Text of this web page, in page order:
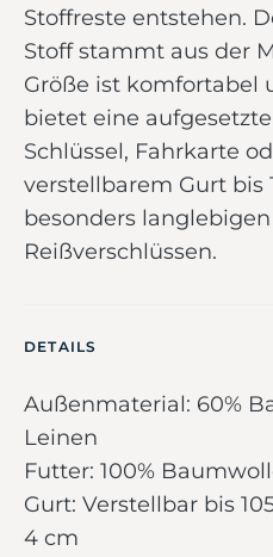
Stoffreste entstehen.
Stoff stammt aus der
Größe ist komfortabel
bietet eine
Schlüssel, Fahrkarte
verstellbarem Gurt bis
besonders langlebigen
Reißverschlüssen.
DETAILS
Außenmaterial: 60%
Leinen
Futter: 100%
Gurt: Verstellbar bis
4 cm